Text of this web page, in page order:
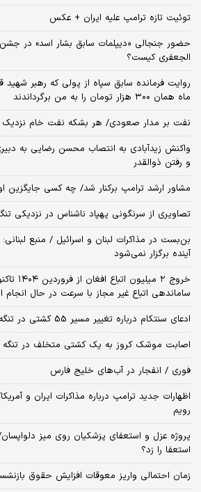
توئیت تازه ترامپ علیه ایران + عکس
حضور جنجالی «دیپلمات سابق بشار اسد» در
الجعفری کیست؟
روایت فرمانده سابق سپاه از پولی که رهبر
ماه همان ۳۰۰ هزار تومان را به من برگرداندند
نفت بر مدار صعودی/ هر بشکه نفت خام نزدیک 85 دلار شد
واکنش زیدآبادی به انتصاب محسن رضایی به
و رفتن ذوالقدر
مشاور ارشد ترامپ برکنار شد/ چه کسی جایگزین
تصاویری از سرنگونی پهپاد ناشناس در نزدیکی
بن‌بست در مذاکرات لبنان و اسرائیل / منبع
آینده برگزار نمی‌شود
خروج ۲
ساماندهی اتباع غیر مجاز با سرعت در حال
ادعای سنتکام درباره تغییر مسیر 55 کشتی در تنگه هرمز
اصابت موشک کروز به یک کشتی متخلف در تنگه
فوری / انفجار در آب‌های خلیج فارس
اظهارات جدید ترامپ درباره مذاکرات ایران و
رویم
پروژه عزل و استعفای پزشکیان روی میز
استعفا را زد؟
زمان احتمالی واریز معوقات افزایش حقوق